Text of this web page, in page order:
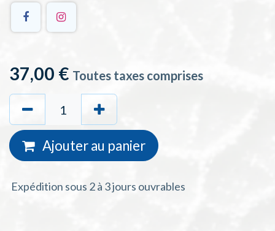
37,00 € Toutes taxes comprises
Ajouter au panier
Expédition sous 2 à 3 jours ouvrables